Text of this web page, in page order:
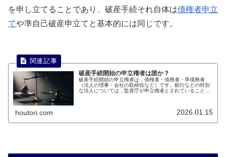
を申し立てることであり、破産手続それ自体は債権者申立
てや準自己破産申立てと基本的には同じです。
破産手続開始の申立権者は誰か？
破産手続開始の申立権者は，債権者・債務者・準債務者
（法人の理事・会社の取締役など）です。銀行などの特別
な法人については，監督庁が申立権者とされていることも
houtori.com 2026.01.15